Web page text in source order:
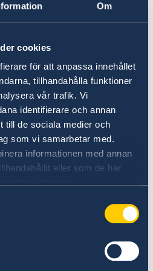
Om
cookies
för att anpassa innehållet
tillhandahålla funktioner
vår trafik. Vi
identifierare och annan
till de sociala medier och
som vi samarbetar med.
informationen med annan
eller som de har
som betar vid
korsar körbanan utan
på cyklister
vedertagna trafikregler.
viktigt att försäkra sig
kommer innan
förväntar sig att
de passerat, även när
eller högersväng.
i Eswatini
E50 vid gränskontrollen.
obligatorisk vid in- och